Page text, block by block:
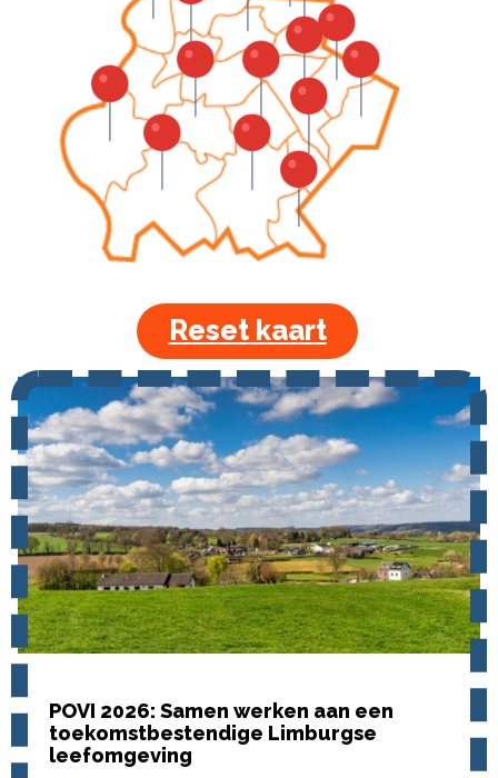
Reset kaart
POVI 2026: Samen werken aan een
toekomstbestendige Limburgse
leefomgeving